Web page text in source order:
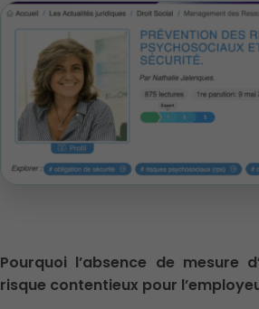
Pourquoi l’absence de mesure
risque contentieux pour